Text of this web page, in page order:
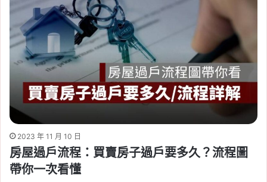
2023 年 11 月 10 日
房屋過戶流程：買賣房子過戶要多久？流程圖
帶你一次看懂